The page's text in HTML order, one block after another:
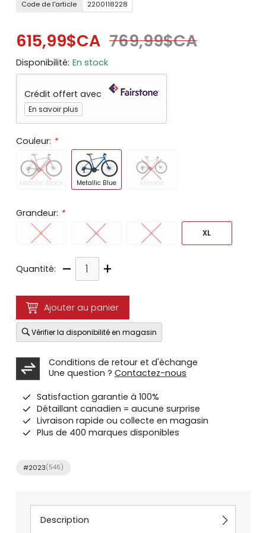
Code de l'article 2200118228
615,99$CA 769,99$CA
Disponibilité: En stock
Crédit offert avec
En savoir plus
Couleur: *
Metallic Black Metallic Blue Almond
Grandeur: *
S M L XL
Quantité: – +
Ajouter au panier
Vérifier la disponibilité en magasin
Conditions de retour et d'échange
Une question ? Contactez-nous
Satisfaction garantie à 100%
Détaillant canadien = aucune surprise
Livraison rapide ou collecte en magasin
Plus de 400 marques disponibles
#2023(546)
Description